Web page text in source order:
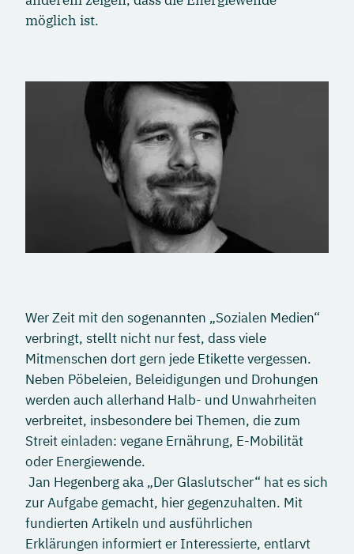
möglich ist.
Wer Zeit mit den sogenannten „Sozialen Medien“
verbringt, stellt nicht nur fest, dass viele
Mitmenschen dort gern jede Etikette vergessen.
Neben Pöbeleien, Beleidigungen und Drohungen
werden auch allerhand Halb- und Unwahrheiten
verbreitet, insbesondere bei Themen, die zum
Streit einladen: vegane Ernährung, E-Mobilität
oder Energiewende.
Jan Hegenberg aka „Der Glaslutscher“ hat es sich
zur Aufgabe gemacht, hier gegenzuhalten. Mit
fundierten Artikeln und ausführlichen
Erklärungen informiert er Interessierte, entlarvt